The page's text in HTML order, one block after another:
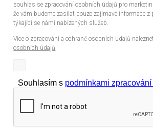
souhlas se zpracování osobních údajů pro
že vám budeme zasílat pouze zajímavé informace z
týkající se námi nabízených služeb.
Více o zpracování a ochraně osobních údajů
osobních údajů.
Souhlasím s podmínkami